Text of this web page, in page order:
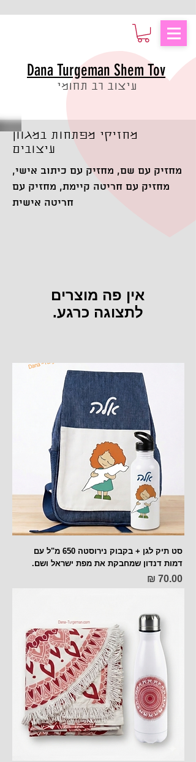
עיצוב רב תחומי
Dana Turgeman Shem Tov
מחזיקי מפתחות במגוון
עיצובים
מחזיק עם שם, מחזיק עם כיתוב אישי,
מחזיק עם חריטה קיימת, מחזיק עם
לתצוגה כרגע.
סט תיק לגן + בקבוק נירוסטה 650 מ"ל עם
דמות דנדון שמחבקת את מפת ישראל ושם.
מחיר